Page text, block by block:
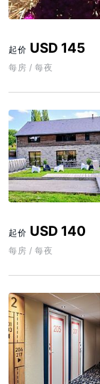
起价 USD 145
每房 / 每夜
起价 USD 140
每房 / 每夜